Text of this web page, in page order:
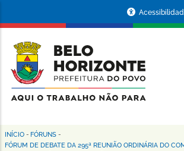
conteúdo
principal
da
Prefeitura
de
Horizonte
Trilha
INÍCIO - FÓRUNS -
FÓRUM DE DEBATE DA 295ª REUNIÃO ORDINÁRIA DO